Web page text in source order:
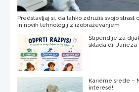
Predstavljaj si, da lahko združiš svojo strast
in novih tehnologij z izobraževanjem
Štipendije za
sklada dr. Janeza
Karierne srede –
interese!